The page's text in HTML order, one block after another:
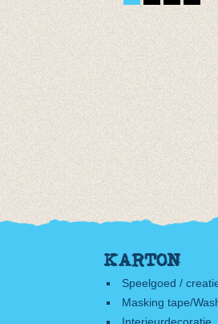
KARTON
Speelgoed /
Masking tape/